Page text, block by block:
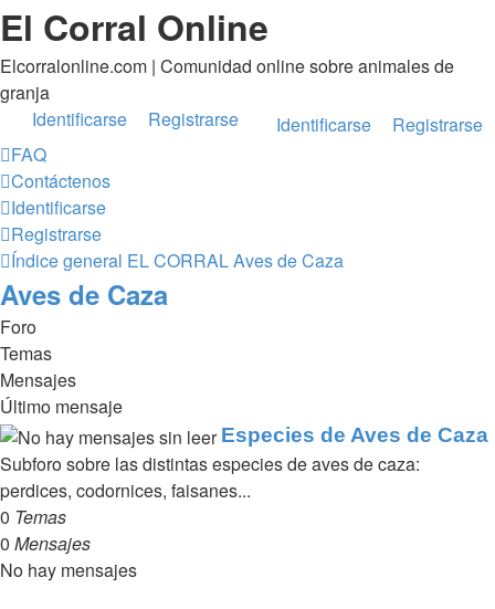
El Corral Online
Elcorralonline.com | Comunidad online sobre animales de
granja
Identificarse
Registrarse
Identificarse
Registrarse
FAQ
Contáctenos
Identificarse
Registrarse
Índice general EL CORRALAves de Caza
Aves de Caza
Foro
Temas
Mensajes
Último mensaje
Especies de Aves de Caza
Subforo sobre las distintas especies de aves de caza:
perdices, codornices, faisanes...
0 Temas
0 Mensajes
No hay mensajes